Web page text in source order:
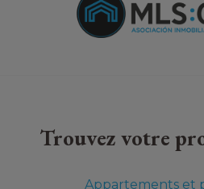
Trouvez votre
Appartements et